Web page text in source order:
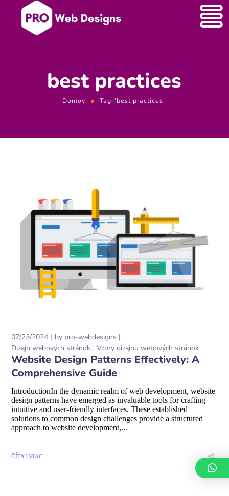
best practices
Domov Tag "best practices"
07/23/2024 by pro-webdesigns
Dizajn webových stránok
Vzory dizajnu webových stránok
Website Design Patterns Effectively: A
Comprehensive Guide
IntroductionIn the dynamic realm of web development, website
design patterns have emerged as invaluable tools for crafting
intuitive and user-friendly interfaces. These established
solutions to common design challenges provide a structured
approach to website development,...
ČÍTAJ VIAC